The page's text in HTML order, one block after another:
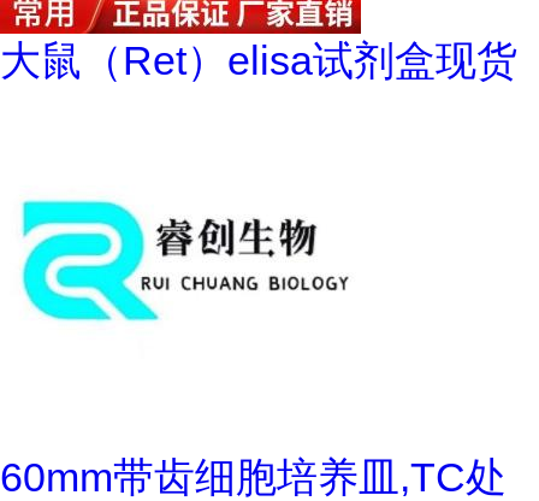
大鼠（Ret）elisa试剂盒现货
60mm带齿细胞培养皿,TC处